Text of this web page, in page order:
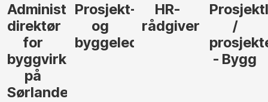
Administrerende
direktør
for
byggvirksomhet
på
Sørlandet
Prosjekt-
og
byggeleder
HR-
rådgiver
/
- Bygg